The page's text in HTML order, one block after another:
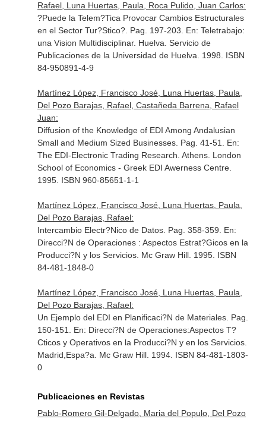
Rafael, Luna Huertas, Paula, Roca Pulido, Juan Carlos:
?Puede la Telem?Tica Provocar Cambios Estructurales
en el Sector Tur?Stico?. Pag. 197-203. En: Teletrabajo:
una Vision Multidisciplinar. Huelva. Servicio de
Publicaciones de la Universidad de Huelva. 1998. ISBN
84-950891-4-9
Martínez López, Francisco José, Luna Huertas, Paula,
Del Pozo Barajas, Rafael, Castañeda Barrena, Rafael
Juan:
Diffusion of the Knowledge of EDI Among Andalusian
Small and Medium Sized Businesses. Pag. 41-51. En:
The EDI-Electronic Trading Research . Athens. London
School of Economics - Greek EDI Awerness Centre.
1995. ISBN 960-85651-1-1
Martínez López, Francisco José, Luna Huertas, Paula,
Del Pozo Barajas, Rafael:
Intercambio Electr?Nico de Datos. Pag. 358-359. En:
Direcci?N de Operaciones : Aspectos Estrat?Gicos en la
Producci?N y los Servicios. Mc Graw Hill. 1995. ISBN
84-481-1848-0
Martínez López, Francisco José, Luna Huertas, Paula,
Del Pozo Barajas, Rafael:
Un Ejemplo del EDI en Planificaci?N de Materiales. Pag.
150-151. En: Direcci?N de Operaciones:Aspectos T?
Cticos y Operativos en la Producci?N y en los Servicios.
Madrid,Espa?a. Mc Graw Hill. 1994. ISBN 84-481-1803-
0
Publicaciones en Revistas
Pablo-Romero Gil-Delgado, Maria del Populo, Del Pozo